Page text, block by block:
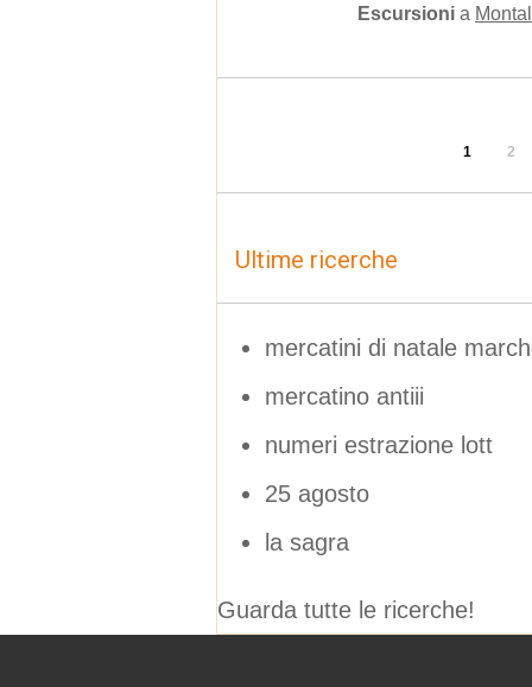
Escursioni a
1 2
Ultime ricerche
mercatini di natale
mercatino antiii
numeri estrazione lott
25 agosto
la sagra
Guarda tutte le ricerche!